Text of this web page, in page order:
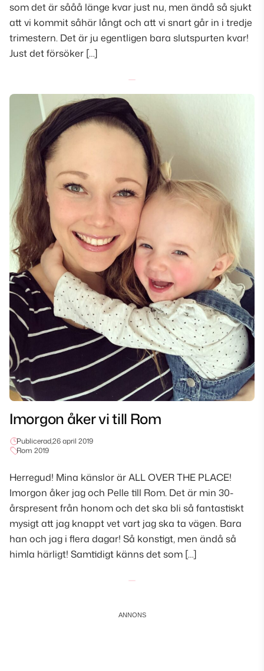
som det är sååå länge kvar just nu, men ändå så sjukt
att vi kommit såhär långt och att vi snart går in i tredje
trimestern. Det är ju egentligen bara slutspurten kvar!
Just det försöker […]
Imorgon åker vi till Rom
Publicerad,26 april 2019
Rom 2019
Herregud! Mina känslor är ALL OVER THE PLACE!
Imorgon åker jag och Pelle till Rom. Det är min 30-
årspresent från honom och det ska bli så fantastiskt
mysigt att jag knappt vet vart jag ska ta vägen. Bara
han och jag i flera dagar! Så konstigt, men ändå så
himla härligt! Samtidigt känns det som […]